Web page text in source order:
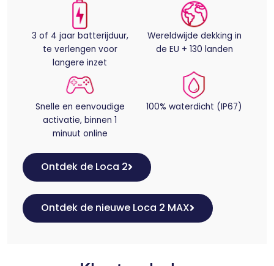
3 of 4 jaar batterijduur,
te verlengen voor
langere inzet
Wereldwijde dekking in
de EU + 130 landen
Snelle en eenvoudige
activatie, binnen 1
minuut online
100% waterdicht (IP67)
Ontdek de Loca 2
Ontdek de nieuwe Loca 2 MAX